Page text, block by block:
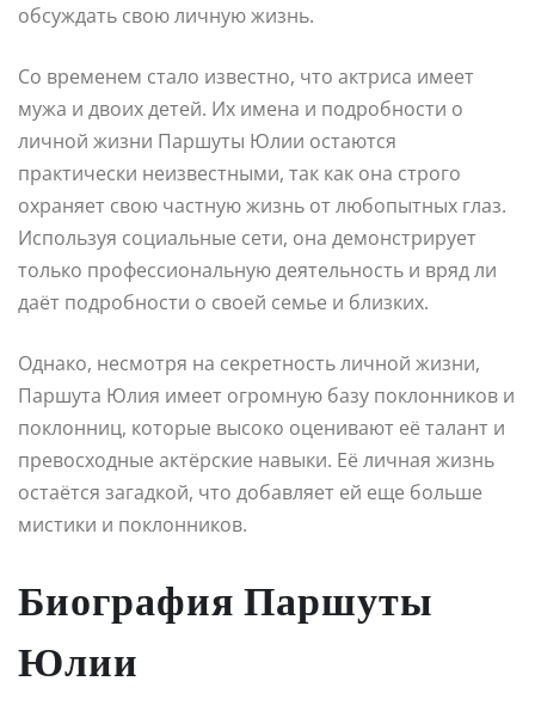
обсуждать свою личную жизнь.
Со временем стало известно, что актриса имеет
мужа и двоих детей. Их имена и подробности о
личной жизни Паршуты Юлии остаются
практически неизвестными, так как она строго
охраняет свою частную жизнь от любопытных глаз.
Используя социальные сети, она демонстрирует
только профессиональную деятельность и вряд ли
даёт подробности о своей семье и близких.
Однако, несмотря на секретность личной жизни,
Паршута Юлия имеет огромную базу поклонников и
поклонниц, которые высоко оценивают её талант и
превосходные актёрские навыки. Её личная жизнь
остаётся загадкой, что добавляет ей еще больше
мистики и поклонников.
Биография Паршуты
Юлии